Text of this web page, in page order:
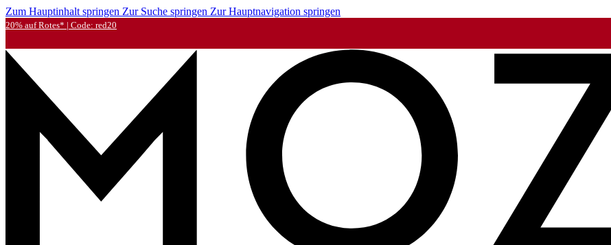
Zum Hauptinhalt springen Zur Suche springen Zur Hauptnavigation springen
20% auf Rotes* | Code: red20